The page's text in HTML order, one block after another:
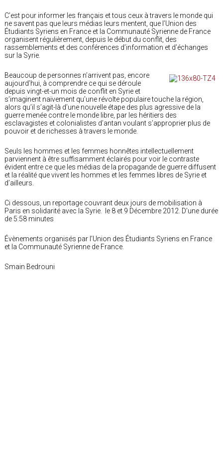
C’est pour informer les français et tous ceux à travers le monde qui
ne savent pas que leurs médias leurs mentent, que l’Union des
Étudiants Syriens en France et la Communauté Syrienne de France
organisent régulièrement, depuis le début du conflit, des
rassemblements et des conférences d’information et d’échanges
sur la Syrie.
Beaucoup de personnes n’arrivent pas, encore
aujourd’hui, à comprendre ce qui se déroule
depuis vingt-et-un mois de conflit en Syrie et
s’imaginent naïvement qu’une révolte populaire touche la région,
alors qu’il s’agit-là d’une nouvelle étape des plus agressive de la
guerre menée contre le monde libre, par les héritiers des
esclavagistes et colonialistes d’antan voulant s’approprier plus de
pouvoir et de richesses à travers le monde.
Seuls les hommes et les femmes honnêtes intellectuellement
parviennent à être suffisamment éclairés pour voir le contraste
évident entre ce que les médias de la propagande de guerre diffusent
et la réalité que vivent les hommes et les femmes libres de Syrie et
d’ailleurs.
Ci dessous, un reportage couvrant deux jours de mobilisation à
Paris en solidarité avec la Syrie. le 8 et 9 Décembre 2012. D’une durée
de 5:58 minutes
Évènements organisés par l’Union des Étudiants Syriens en France
et la Communauté Syrienne de France.
Smain Bedrouni